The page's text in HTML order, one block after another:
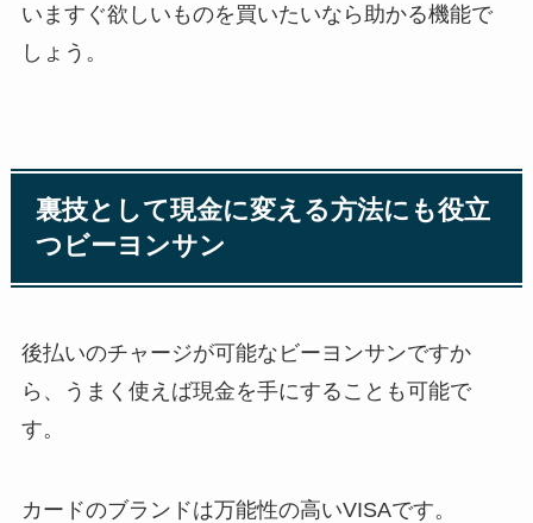
いますぐ欲しいものを買いたいなら助かる機能で
しょう。
裏技として現金に変える方法にも役立
つビーヨンサン
後払いのチャージが可能なビーヨンサンですか
ら、うまく使えば現金を手にすることも可能で
す。
カードのブランドは万能性の高いVISAです。